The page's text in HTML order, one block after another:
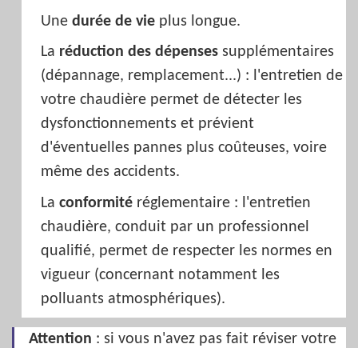
Une durée de vie plus longue.
La réduction des dépenses supplémentaires
(dépannage, remplacement...) : l'entretien de
votre chaudière permet de détecter les
dysfonctionnements et prévient
d'éventuelles pannes plus coûteuses, voire
même des accidents.
La conformité réglementaire : l'entretien
chaudière, conduit par un professionnel
qualifié, permet de respecter les normes en
vigueur (concernant notamment les
polluants atmosphériques).
Attention : si vous n'avez pas fait réviser votre